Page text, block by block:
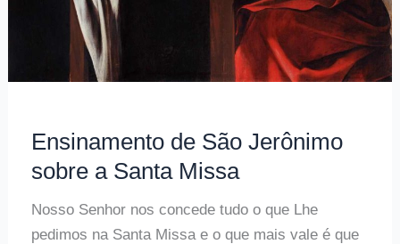
Ensinamento de São Jerônimo
sobre a Santa Missa
Nosso Senhor nos concede tudo o que Lhe
pedimos na Santa Missa e o que mais vale é que